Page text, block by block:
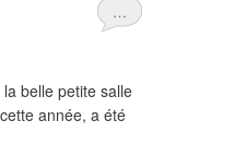
…
belle petite salle
année, a été